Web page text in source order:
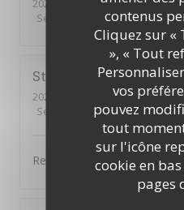
contenus
Cliquez sur «
», « Tout
vos
pouvez
tout
sur l'icône
cookie en
pages
2025-12-13
- 12:30 - Couverts 3
Service
Ambiance: 5/5
StéphanieF
2025-12-07
- 12:30 - Couverts 3
Service
/5 Ambiance:4/5
Repas excellent.